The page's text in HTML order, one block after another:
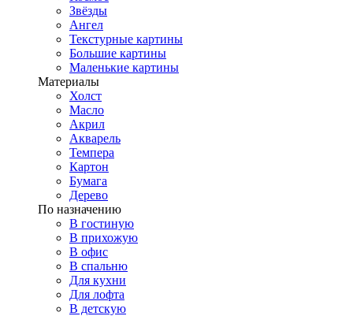
Звёзды
Ангел
Текстурные картины
Большие картины
Маленькие картины
Материалы
Холст
Масло
Акрил
Акварель
Темпера
Картон
Бумага
Дерево
По назначению
В гостиную
В прихожую
В офис
В спальню
Для кухни
Для лофта
В детскую